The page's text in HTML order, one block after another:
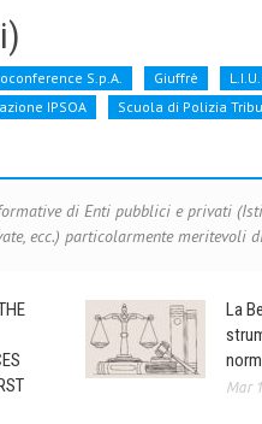
S.p.A. Giuffrè
IPSOA Scuola di Polizia
di Enti pubblici e privati
ecc.) particolarmente meritevoli
La
Mar